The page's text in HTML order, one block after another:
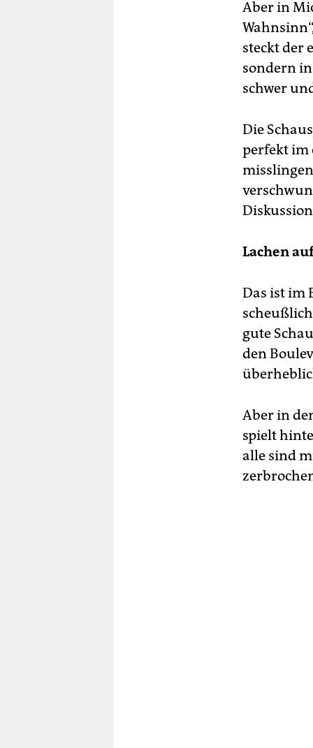
Aber in
steckt der
sondern
schwer
Die
perfekt im
Lachen
Das ist im
gute
den
Aber in
spielt
alle sind